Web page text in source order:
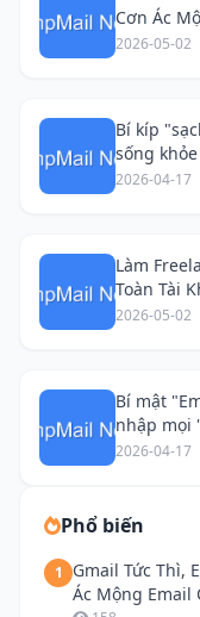
Cơn Ác
2026-05-02
Bí kíp
sống
2026-04-17
Làm
Toàn Tài
2026-05-02
Bí mật
nhập mọi
lộ diện!
2026-04-17
Phổ biến
1
Gmail Tức Thì,
Ác Mộng Email